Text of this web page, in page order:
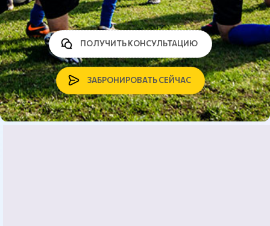
ЗАБРОНИРОВАТЬ СЕЙЧАС
ПОЛУЧИТЬ КОНСУЛЬТАЦИЮ